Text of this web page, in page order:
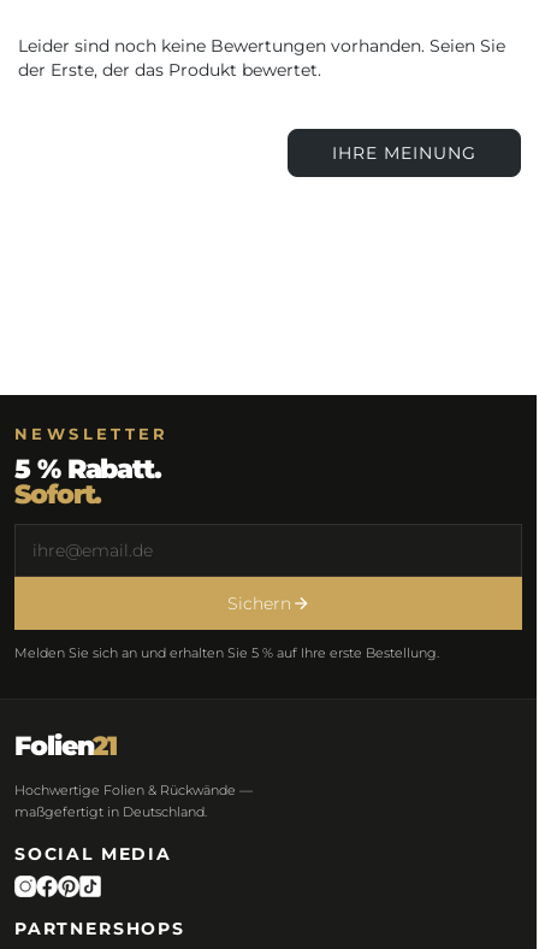
Leider sind noch keine Bewertungen vorhanden. Seien Sie
der Erste, der das Produkt bewertet.
IHRE MEINUNG
NEWSLETTER
5 % Rabatt.
Sofort.
Sichern
Melden Sie sich an und erhalten Sie 5 % auf Ihre erste Bestellung.
Folien21
Hochwertige Folien & Rückwände —
maßgefertigt in Deutschland.
SOCIAL MEDIA
PARTNERSHOPS